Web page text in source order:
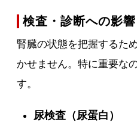
検査・診断への影響
腎臓の状態を把握するた
かせません。特に重要な
す。
尿検査（尿蛋白）